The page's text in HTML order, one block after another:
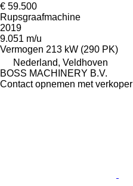
€ 59.500
Rupsgraafmachine
2019
9.051 m/u
Vermogen 213 kW (290 PK)
Nederland, Veldhoven
BOSS MACHINERY B.V.
Contact opnemen met verkoper